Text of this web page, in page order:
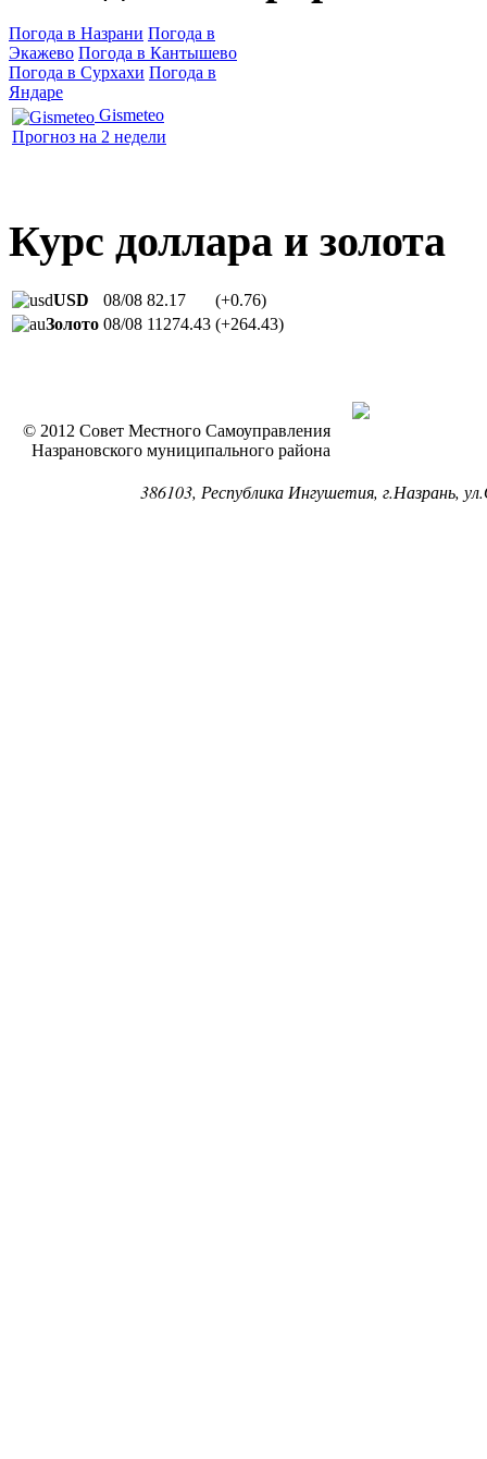
Погода в Назрани Погода в
Экажево Погода в Кантышево
Погода в Сурхахи Погода в
Яндаре
Gismeteo
Прогноз на 2 недели
Курс доллара и золота
USD 08/08 82.17
(+0.76)
Золото 08/08 11274.43 (+264.43)
© 2012 Совет Местного Самоуправления
Назрановского муниципального района
386103, Республика Ингушетия, г.Назрань,